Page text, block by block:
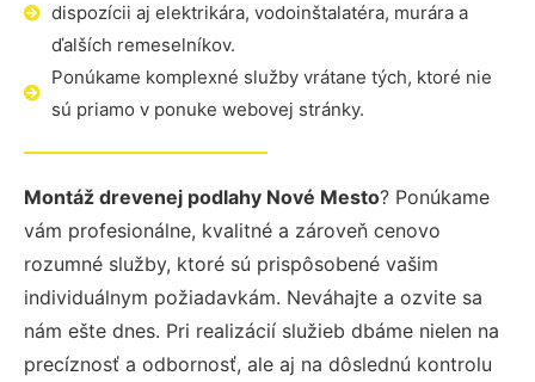
dispozícii aj elektrikára, vodoinštalatéra, murára a
ďalších remeselníkov.
Ponúkame komplexné služby vrátane tých, ktoré nie
sú priamo v ponuke webovej stránky.
Montáž drevenej podlahy Nové Mesto? Ponúkame
vám profesionálne, kvalitné a zároveň cenovo
rozumné služby, ktoré sú prispôsobené vašim
individuálnym požiadavkám. Neváhajte a ozvite sa
nám ešte dnes. Pri realizácií služieb dbáme nielen na
precíznosť a odbornosť, ale aj na dôslednú kontrolu